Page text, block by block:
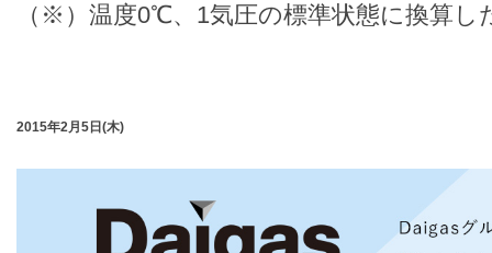
（※）温度0℃、1気圧の標準状態に換算し
2015年2月5日(木)